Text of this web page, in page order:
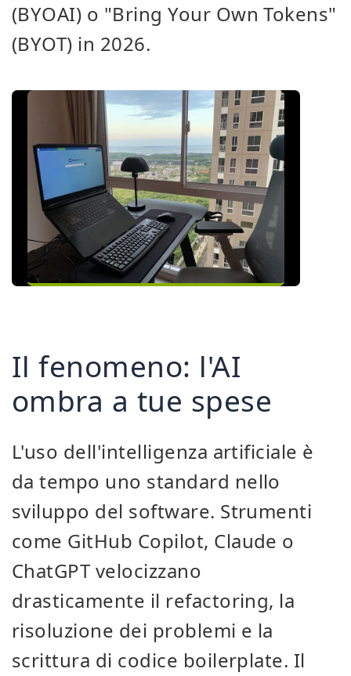
(BYOAI) o "Bring Your Own Tokens"
(BYOT) in 2026.
Il fenomeno: l'AI
ombra a tue spese
L'uso dell'intelligenza artificiale è
da tempo uno standard nello
sviluppo del software. Strumenti
come GitHub Copilot, Claude o
ChatGPT velocizzano
drasticamente il refactoring, la
risoluzione dei problemi e la
scrittura di codice boilerplate. Il